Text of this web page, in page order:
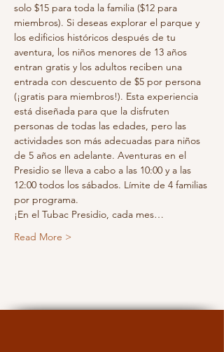
solo $15 para toda la familia ($12 para
miembros). Si deseas explorar el parque y
los edificios históricos después de tu
aventura, los niños menores de 13 años
entran gratis y los adultos reciben una
entrada con descuento de $5 por persona
(¡gratis para miembros!). Esta experiencia
está diseñada para que la disfruten
personas de todas las edades, pero las
actividades son más adecuadas para niños
de 5 años en adelante. Aventuras en el
Presidio se lleva a cabo a las 10:00 y a las
12:00 todos los sábados. Límite de 4 familias
por programa.
¡En el Tubac Presidio, cada mes…
Read More >